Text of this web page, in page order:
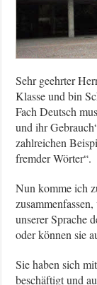
Sehr geehrter
Klasse und bin
Fach Deutsch
und ihr
zahlreichen
fremder Wörter“.
Nun komme ich
unserer Sprache
oder können sie
Sie haben sich
beschäftigt und